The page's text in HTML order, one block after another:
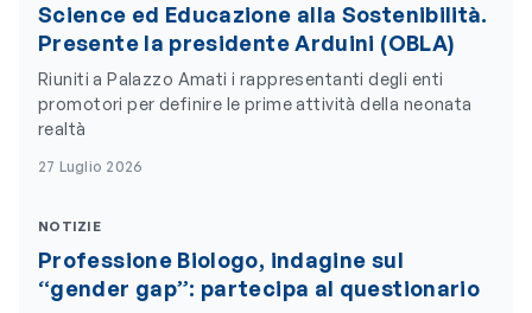
Science ed Educazione alla Sostenibilità.
Presente la presidente Arduini (OBLA)
Riuniti a Palazzo Amati i rappresentanti degli enti
promotori per definire le prime attività della neonata
realtà
27 Luglio 2026
NOTIZIE
Professione Biologo, indagine sul
“gender gap”: partecipa al questionario